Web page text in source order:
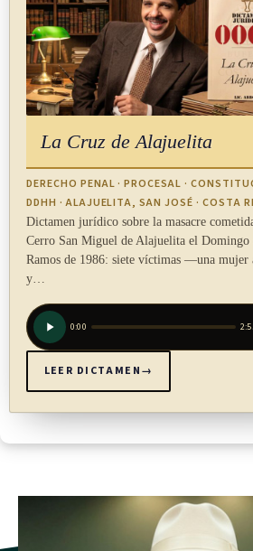
Prestación de servicios
El Instituto Costarricense de
al
Sistema, de acuerdo con sus propios
sus
responsabilidades, según el artículo 10
(Así reformado por el artículo único de
de
marzo de 1997)
ARTÍCULO 10
Son responsabilidades exclusivas de
servicios de telecomunicaciones
La Cruz de Alajuelita
DERECHO PENAL · PROCESAL ·
DDHH · ALAJUELITA, SAN JOSÉ · COSTA
Dictamen jurídico sobre la masacre
Cerro San Miguel de Alajuelita el Domingo
Ramos de 1986: siete víctimas —una mujer
y…
0:00
LEER DICTAMEN→